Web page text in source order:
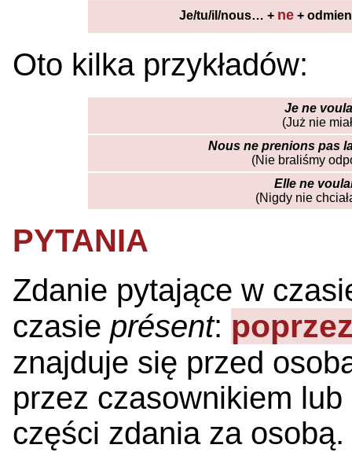
Je/tu/il/nous… + ne +
Oto kilka przykładów:
Je ne
(Już nie
Nous ne prenions pas
(Nie braliśmy
Elle ne
(Nigdy nie
PYTANIA
Zdanie pytające w
czasie présent:
znajduje się przed
przez czasownikiem
części zdania za osobą.